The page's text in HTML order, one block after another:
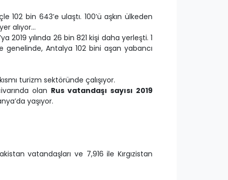
102 bin 643’e ulaştı. 100’ü aşkın ülkeden
alıyor…
yılında 26 bin 821 kişi daha yerleşti. 1
Antalya 102 bini aşan yabancı
turizm sektöründe çalışıyor.
olan Rus vatandaşı sayısı 2019
yaşıyor.
vatandaşları ve 7,916 ile Kırgızistan